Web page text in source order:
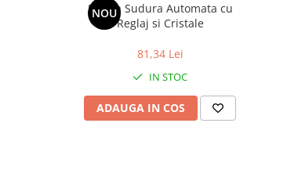
NOU
Masca Sudura Automata cu
Reglaj si Cristale
81,34 Lei
IN STOC
ADAUGA IN COS